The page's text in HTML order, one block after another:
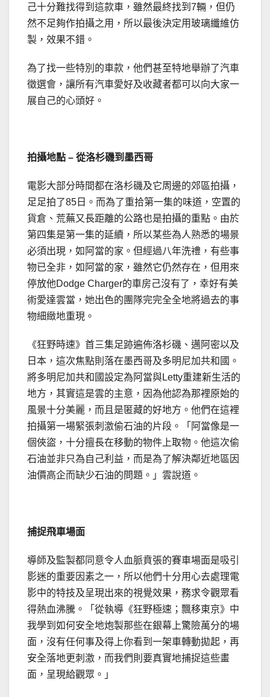
己十分難找得到這款車，雖然最終找到7輛，但仍
然不足夠作拍攝之用，所以最後決定用玻璃纖維仿
製，效果不錯。
為了找一些特別的車款，他們甚至特地舉辦了汽車
徵選會，讓所有汽車愛好及收藏者都可以向大家一
展自己的心頭好。
拍攝地點 – 從洛杉磯到墨西哥
電影大部分時間都在洛杉磯及它周邊的郊區拍攝，
足足拍了85日。而為了重拾第一集的味道，空置的
貨倉、荒蕪又長距離的公路也是拍攝的重點。由於
第四集是第一集的延續，所以某些為人熟悉的場景
必須出現，如阿當的家。但經過八年洗禮，有些事
物已全非，如阿當的家，雖然它仍然存在，但用來
停放他Dodge Charger的車房己沒有了，幸好有美
術愛達雲當，她出色的團隊完完全全地將過去的事
物細緻地重現。
《狂野時速》首三集足跡遍佈洛杉磯、邁阿密以及
日本，這次焦點則落在墨西哥及多明尼加共和國。
將多明尼加共和國設定為阿當與Letty重建新生活的
地方，其實這是雲的主意，因為他認為那裡原始的
風景十分美麗，而且是匿藏的好地方。他們在這裡
拍攝第一場緊張刺激偷石油的片段。「阿當像是一
個俠盜，十分擅長在移動的物件上取物。他這次偷
石油並非只為自己利益，而是為了解決鄰近地區因
油價高企而缺少石油的問題。」雲說道。
捕捉飛車場面
導師及監製都同意令人血脈賁張的賽車場面是吸引
影迷的重要因素之一，所以他們十分用心去處理電
影中的特技及呈現出來的視覺效果，務求令觀眾看
得熱血沸騰。「從執導《狂野極速；飄移東京》中
我學到如何安全地炮製那些在銀幕上驚險萬分的場
面，沒有任何事及得上你看到一架車轉動拋起，再
安全落地更刺激，而我們則要真實地捕捉這些畫
面，呈現給觀眾。」